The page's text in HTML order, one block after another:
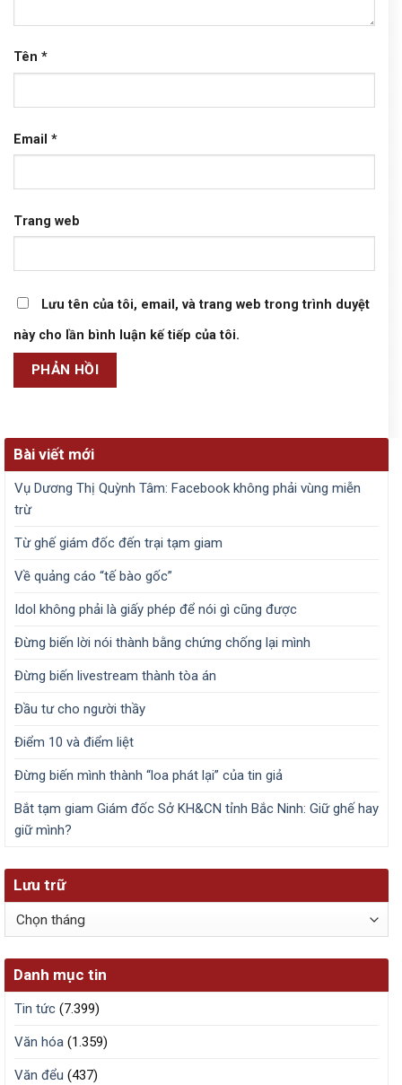
Tên *
Email *
Trang web
Lưu tên của tôi, email, và trang web trong trình duyệt
này cho lần bình luận kế tiếp của tôi.
Bài viết mới
Vụ Dương Thị Quỳnh Tâm: Facebook không phải vùng miễn
trừ
Từ ghế giám đốc đến trại tạm giam
Về quảng cáo “tế bào gốc”
Idol không phải là giấy phép để nói gì cũng được
Đừng biến lời nói thành bằng chứng chống lại mình
Đừng biến livestream thành tòa án
Đầu tư cho người thầy
Điểm 10 và điểm liệt
Đừng biến mình thành “loa phát lại” của tin giả
Bắt tạm giam Giám đốc Sở KH&CN tỉnh Bắc Ninh: Giữ ghế hay
giữ mình?
Lưu trữ
Lưu
Danh mục tin
Tin tức (7.399)
Văn hóa (1.359)
Văn đểu (437)